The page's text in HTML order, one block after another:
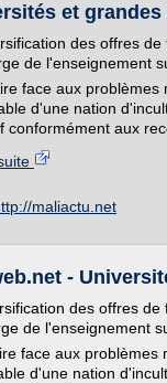
et
des offres
de l'enseignement
face aux
d'une nation
conformément aux
maliactu.net
-
des offres
de l'enseignement
face aux problèmes
d'une nation